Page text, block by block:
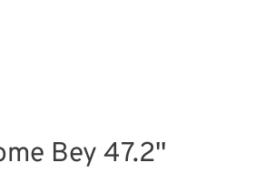
Bey 47.2''